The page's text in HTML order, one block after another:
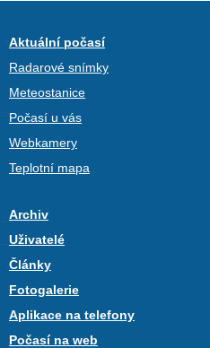
Aktuální počasí
Radarové snímky
Meteostanice
Počasí u vás
Webkamery
Teplotní mapa
Archiv
Uživatelé
Články
Fotogalerie
Aplikace na telefony
Počasí na web